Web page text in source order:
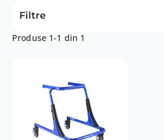
Filtre
Marime 1
Marime 2
Produse 1-1 din 1